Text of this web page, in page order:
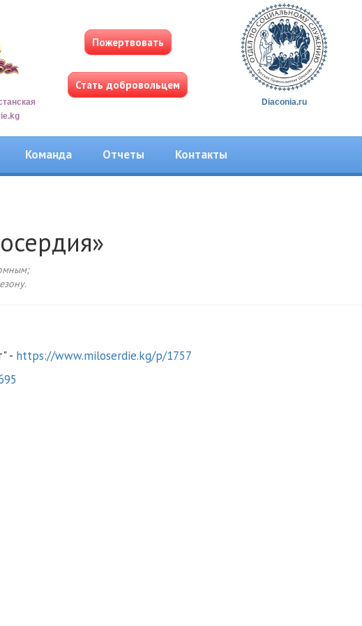
Пожертвовать
Стать добровольцем
Diaconia.ru
Команда Отчеты Контакты
- https://www.miloserdie.kg/p/1757